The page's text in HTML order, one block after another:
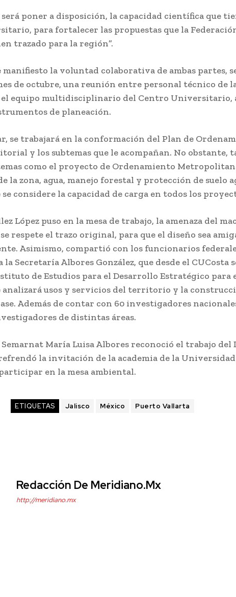
poner a disposición, la capacidad científica que
para fortalecer las propuestas que la
trazado para la región”.
manifiesto la voluntad colaborativa de ambas partes,
de octubre, una reunión entre personal técnico de
el equipo multidisciplinario del Centro Universitario,
de planeación.
se trabajará en la conformación del Plan de
y los subtemas que le acompañan. No obstante,
como el proyecto de Ordenamiento
la zona, agua, manejo forestal y protección de suelo
se considere la capacidad de carga en todos los
López puso en la mesa de trabajo, la amenaza del
respete el trazo original, para que el diseño sea
Asimismo, compartió con los funcionarios
la Secretaría Albores González, que desde el CUCosta
de Estudios para el Desarrollo Estratégico para
analizará usos y servicios del territorio y la
Además de contar con 60 investigadores
de distintas áreas.
María Luisa Albores reconoció el trabajo del
la invitación de la academia de la
en la mesa ambiental.
ETIQUETAS Jalisco México Puerto Vallarta
Redacción De Meridiano.mx
http://meridiano.mx